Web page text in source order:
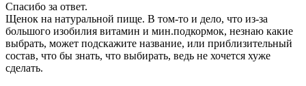
Спасибо за ответ.
Щенок на натуральной пище. В том-то и дело, что из-за
большого изобилия витамин и мин.подкормок, незнаю какие
выбрать, может подскажите название, или приблизительный
состав, что бы знать, что выбирать, ведь не хочется хуже
сделать.